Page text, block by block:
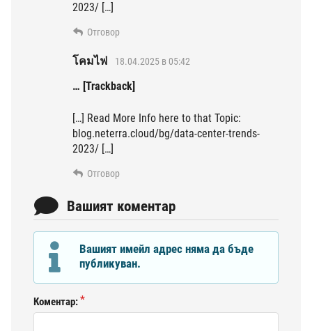
2023/ […]
Отговор
โคมไฟ 18.04.2025 в 05:42
… [Trackback]
[…] Read More Info here to that Topic:
blog.neterra.cloud/bg/data-center-trends-
2023/ […]
Отговор
Вашият коментар
Вашият имейл адрес няма да бъде
публикуван.
Коментар: